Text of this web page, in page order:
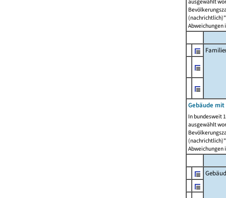
Abweichungen
Gebäude
In bundesweit
ausgewählt
Abweichungen